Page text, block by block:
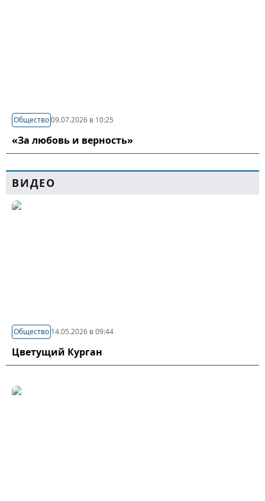
Общество09.07.2026 в 10:25
«За любовь и верность»
ВИДЕО
Общество 14.05.2026 в 09:44
Цветущий Курган